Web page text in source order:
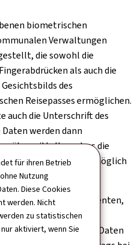
für ihren Betrieb
Nutzung
Diese Cookies
werden. Nicht
zu statistischen
aktiviert, wenn Sie
biometrischen
Verwaltungen
die sowohl die
als auch die
des
Reisepasses ermöglichen.
auch die Unterschrift des
werden dann
übermittelt, so dass die
so schnell wie möglich
von Reisedokumenten,
Unterschrift,
alphanumerischen Daten